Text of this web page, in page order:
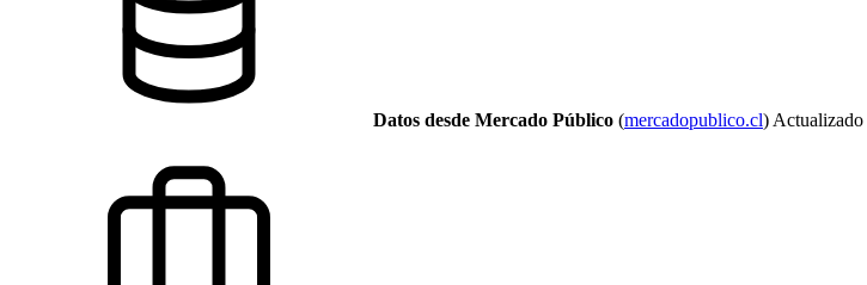
Datos desde Mercado Público (mercadopublico.cl) Actualizado